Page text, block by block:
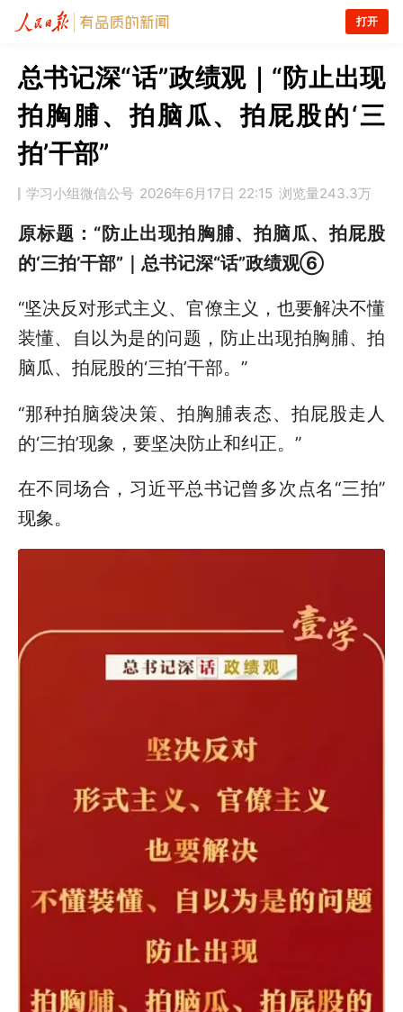
打开
总书记深“话”政绩观｜“防止出现
拍胸脯、拍脑瓜、拍屁股的‘三
拍’干部”
学习小组微信公号 2026年6月17日 22:15 浏览量243.3万
原标题：“防止出现拍胸脯、拍脑瓜、拍屁股
的‘三拍’干部”｜总书记深“话”政绩观⑥
“坚决反对形式主义、官僚主义，也要解决不懂
装懂、自以为是的问题，防止出现拍胸脯、拍
脑瓜、拍屁股的‘三拍’干部。”
“那种拍脑袋决策、拍胸脯表态、拍屁股走人
的‘三拍’现象，要坚决防止和纠正。”
在不同场合，习近平总书记曾多次点名“三拍”
现象。